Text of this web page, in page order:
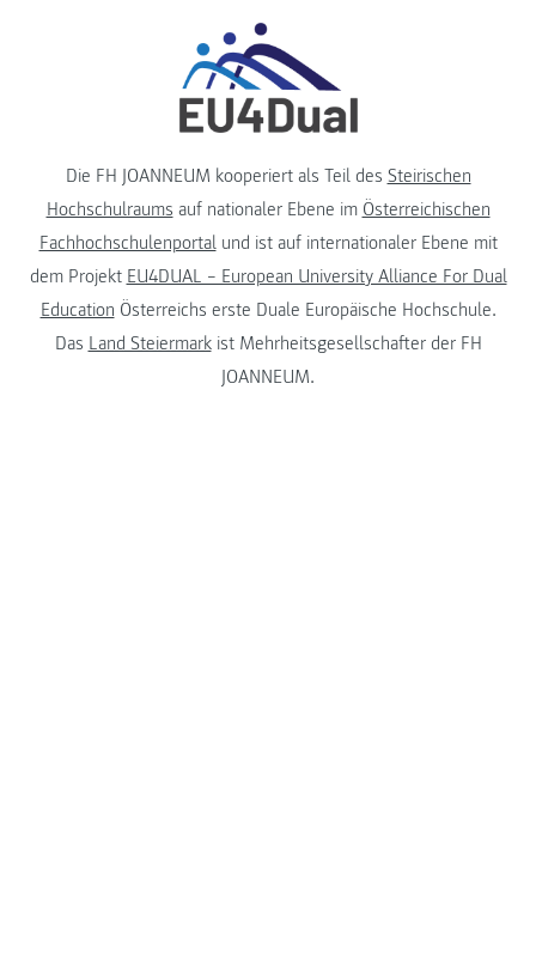
Die FH JOANNEUM kooperiert als Teil des Steirischen
Hochschulraums auf nationaler Ebene im Österreichischen
Fachhochschulenportalund ist auf internationaler Ebene mit
dem Projekt EU4DUAL – European University Alliance For Dual
Education Österreichs erste Duale Europäische Hochschule.
Das Land Steiermarkist Mehrheitsgesellschafter der FH
JOANNEUM.